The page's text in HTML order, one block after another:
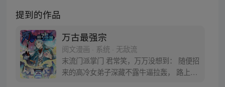
提到的作品
万古最强宗
阅文漫画 · 系统 · 无敌流
末流门派掌门 君常笑，万万没想到： 随便招
来的高冷女弟子深藏不露牛逼拉轰， 路上闭